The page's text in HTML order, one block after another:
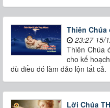
Thiên Chúa
23:27 15/
Thiên Chúa
cho kế
dù điều đó làm đảo lộn tất cả.
Lời Chúa